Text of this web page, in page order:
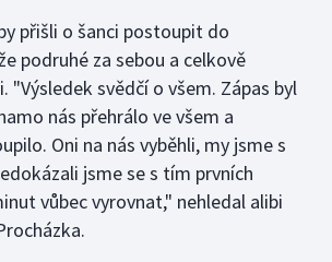
přišli o šanci postoupit do
podruhé za sebou a celkově
"Výsledek svědčí o všem. Zápas byl
nás přehrálo ve všem a
Oni na nás vyběhli, my jsme s
jsme se s tím prvních
vůbec vyrovnat," nehledal alibi